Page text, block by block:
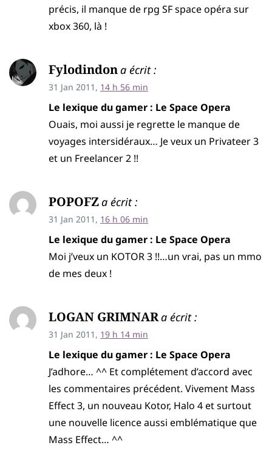
précis, il manque de rpg SF space opéra sur
xbox 360, là !
Fylodindona écrit :
31 Jan 2011, 14 h 56 min
Le lexique du gamer : Le Space Opera
Ouais, moi aussi je regrette le manque de
voyages intersidéraux… Je veux un Privateer 3
et un Freelancer 2 !!
POPOFZa écrit :
31 Jan 2011, 16 h 06 min
Le lexique du gamer : Le Space Opera
Moi j’veux un KOTOR 3 !!…un vrai, pas un mmo
de mes deux !
LOGAN GRIMNARa écrit :
31 Jan 2011, 19 h 14 min
Le lexique du gamer : Le Space Opera
J’adhore… ^^ Et complétement d’accord avec
les commentaires précédent. Vivement Mass
Effect 3, un nouveau Kotor, Halo 4 et surtout
une nouvelle licence aussi emblématique que
Mass Effect… ^^